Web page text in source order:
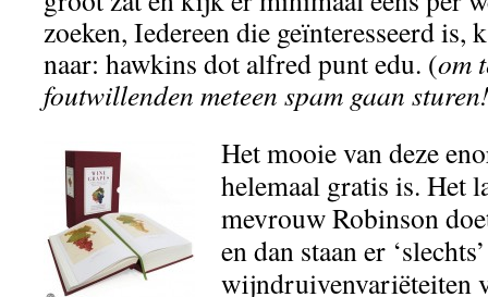
zoeken, Iedereen die geïnteresseerd is,
naar: hawkins dot alfred punt edu. (om
foutwillenden meteen spam gaan
Het mooie van deze
helemaal gratis is. Het
mevrouw Robinson
en dan staan er
wijndruivenvariëteiten